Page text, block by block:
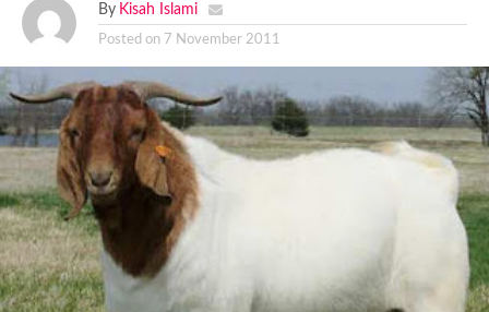
By Kisah Islami
Posted on 7 November 2011